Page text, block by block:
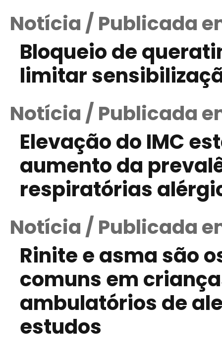
Notícia / Publicada
Bloqueio de
limitar
Notícia / Publicada
Elevação do IMC
aumento da
respiratórias
Notícia / Publicada
Rinite e asma são
comuns em
ambulatórios de
estudos